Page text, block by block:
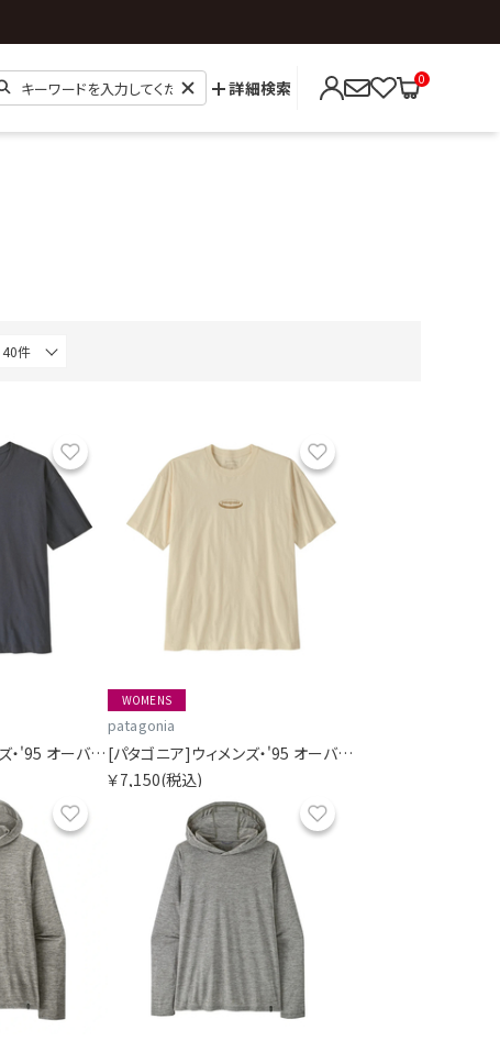
詳細検索 0
[パタゴニア]ウィメンズ・'95 オーバル・ロゴ・オーバーサイズ・Tシャツ
WOMENS
patagonia
[パタゴニア]ウィメンズ・'95 オーバル・ロゴ・オーバーサイズ・Tシャツ
￥7,150(税込)